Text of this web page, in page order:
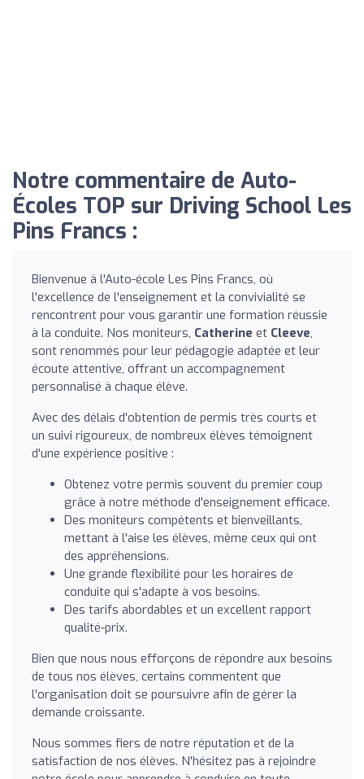
Notre commentaire de Auto-
Écoles TOP sur Driving School Les
Pins Francs :
Bienvenue à l'Auto-école Les Pins Francs, où
l'excellence de l'enseignement et la convivialité se
rencontrent pour vous garantir une formation réussie
à la conduite. Nos moniteurs, Catherine et Cleeve,
sont renommés pour leur pédagogie adaptée et leur
écoute attentive, offrant un accompagnement
personnalisé à chaque élève.
Avec des délais d'obtention de permis très courts et
un suivi rigoureux, de nombreux élèves témoignent
d'une expérience positive :
Obtenez votre permis souvent du premier coup
grâce à notre méthode d'enseignement efficace.
Des moniteurs compétents et bienveillants,
mettant à l'aise les élèves, même ceux qui ont
des appréhensions.
Une grande flexibilité pour les horaires de
conduite qui s'adapte à vos besoins.
Des tarifs abordables et un excellent rapport
qualité-prix.
Bien que nous nous efforçons de répondre aux besoins
de tous nos élèves, certains commentent que
l'organisation doit se poursuivre afin de gérer la
demande croissante.
Nous sommes fiers de notre réputation et de la
satisfaction de nos élèves. N'hésitez pas à rejoindre